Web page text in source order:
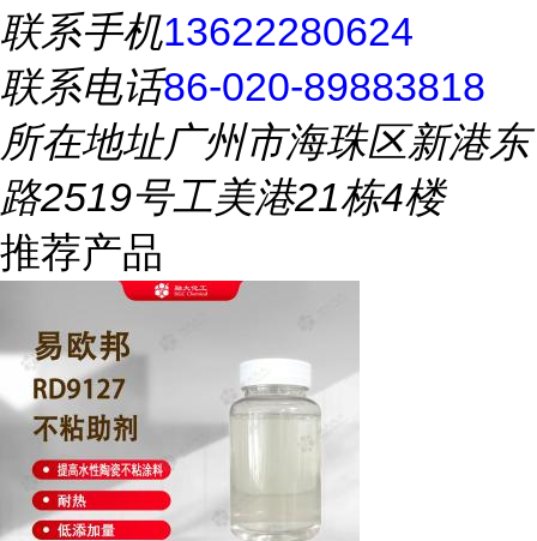
联系手机13622280624
联系电话86-020-89883818
所在地址广州市海珠区新港东
路2519号工美港21栋4楼
推荐产品